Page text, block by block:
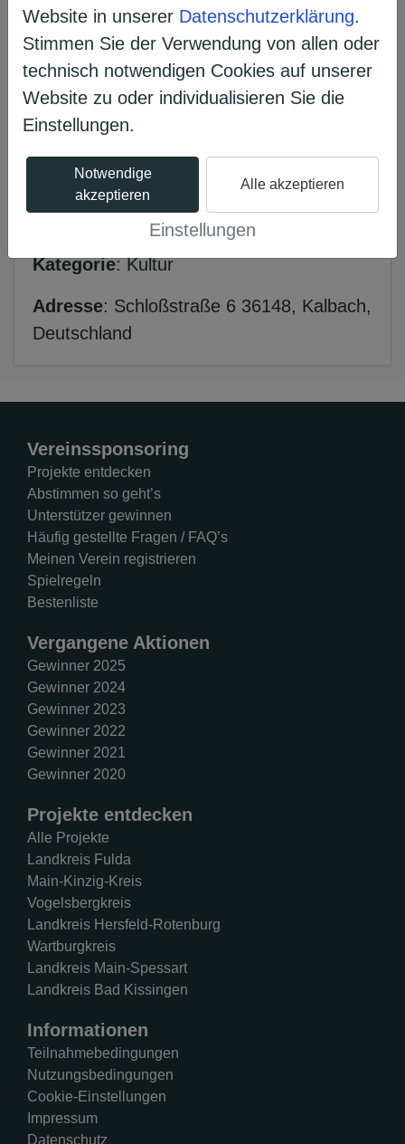
Website in unserer Datenschutzerklärung.
Stimmen Sie der Verwendung von allen oder
technisch notwendigen Cookies auf unserer
Website zu oder individualisieren Sie die
Einstellungen.
Notwendige
akzeptieren
Alle akzeptieren
Einstellungen
Projekt unterstützen
Kategorie: Kultur
Adresse: Schloßstraße 6 36148, Kalbach,
Deutschland
Vereinssponsoring
Projekte entdecken
Abstimmen so geht’s
Unterstützer gewinnen
Häufig gestellte Fragen / FAQ’s
Meinen Verein registrieren
Spielregeln
Bestenliste
Vergangene Aktionen
Gewinner 2025
Gewinner 2024
Gewinner 2023
Gewinner 2022
Gewinner 2021
Gewinner 2020
Projekte entdecken
Alle Projekte
Landkreis Fulda
Main-Kinzig-Kreis
Vogelsbergkreis
Landkreis Hersfeld-Rotenburg
Wartburgkreis
Landkreis Main-Spessart
Landkreis Bad Kissingen
Informationen
Teilnahmebedingungen
Nutzungsbedingungen
Cookie-Einstellungen
Impressum
Datenschutz